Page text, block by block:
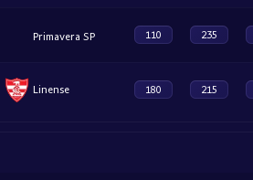
Primavera SP 110 235
Linense 180 215